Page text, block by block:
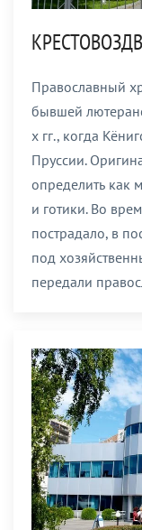
Православный
бывшей
х гг., когда
Пруссии.
определить как
и готики. Во
пострадало, в
под
передали